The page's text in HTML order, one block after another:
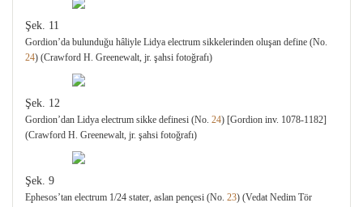
Şek. 11
Gordion’da bulunduğu hâliyle Lidya electrum sikkelerinden oluşan define (No.
24) (Crawford H. Greenewalt, jr. şahsi fotoğrafı)
Şek. 12
Gordion’dan Lidya electrum sikke definesi (No. 24) [Gordion inv. 1078-1182]
(Crawford H. Greenewalt, jr. şahsi fotoğrafı)
Şek. 9
Ephesos’tan electrum 1/24 stater, aslan pençesi (No. 23) (Vedat Nedim Tör